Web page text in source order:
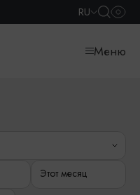
RU
Меню
Этот месяц